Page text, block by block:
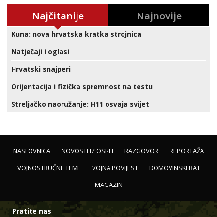
Najčitanije Najnovije
Kuna: nova hrvatska kratka strojnica
Natječaji i oglasi
Hrvatski snajperi
Orijentacija i fizička spremnost na testu
Streljačko naoružanje: H11 osvaja svijet
NASLOVNICA NOVOSTI IZ OSRH RAZGOVOR
REPORTAŽA
VOJNOSTRUČNE TEME
VOJNA POVIJEST
DOMOVINSKI RAT
MAGAZIN
Pratite nas